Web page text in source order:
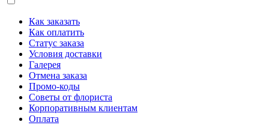
Как заказать
Как оплатить
Статус заказа
Условия доставки
Галерея
Отмена заказа
Промо-коды
Советы от флориста
Корпоративным клиентам
Оплата